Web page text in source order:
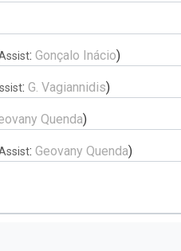
: Gonçalo Inácio)
: G. Vagiannidis)
Quenda)
: Geovany Quenda)